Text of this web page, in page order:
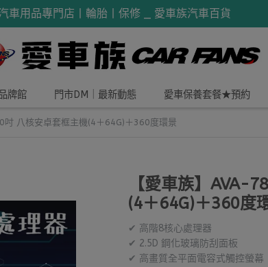
車用品專門店丨輪胎丨保修 _ 愛車族汽車百貨
牌館 門市DM｜最新動態 愛車保養套餐★預約
吋 八核安卓套框主機(4＋64G)＋360度環景
【愛車族】AVA-
(4＋64G)＋360度
✔ 高階8核心處理器
✔ 2.5D 鋼化玻璃防刮面板
✔ 高畫質全平面電容式觸控螢幕